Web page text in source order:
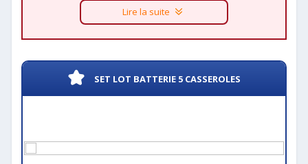
Lire la suite
SET LOT BATTERIE 5 CASSEROLES